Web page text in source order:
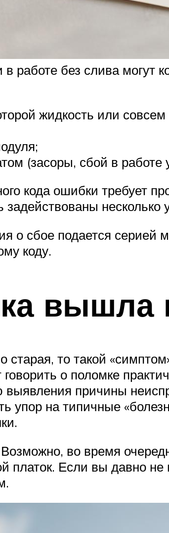
работе без слива могут
жидкость или
(засоры, сбой в
кода ошибки требует
несколько
о сбое подается серией
коду.
вышла
то такой
о поломке
причины
упор на типичные
во время
платок. Если вы давно